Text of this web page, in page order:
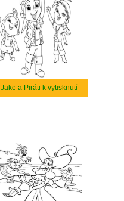
Jake a Piráti k vytisknutí